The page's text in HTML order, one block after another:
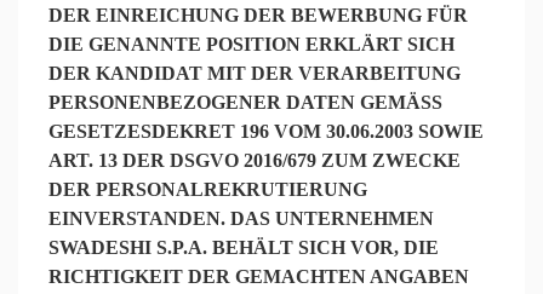
R EINREICHUNG DER BEWERBUNG FÜR DI
E GENANNTE POSITION ERKLÄRT SICH DE
R KANDIDAT MIT DER VERARBEITUNG PE
RSONENBEZOGENER DATEN GEMÄSS GES
ETZESDEKRET 196 VOM 30.06.2003 SOWIE ART
. 13 DER DSGVO 2016/679 ZUM ZWECKE DER
PERSONALREKRUTIERUNG EIN
VERSTANDEN. DAS UNTERNEHMEN SWA
DESHI S.P.A. BEHÄLT SICH VOR, DIE RIC
HTIGKEIT DER GEMACHTEN ANGABEN GEM